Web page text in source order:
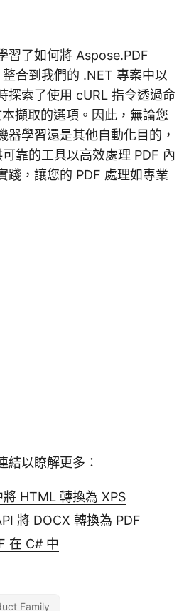
習了如何將 Aspose.PDF
合到我們的 .NET 專案中以
探索了使用 cURL 指令透過命
擷取的選項。因此，無論您
器學習還是其他自動化目的，
靠的工具以高效處理 PDF 內
踐，讓您的 PDF 處理如專業
結以瞭解更多：
HTML 轉換為 XPS
將 DOCX 轉換為 PDF
在 C# 中
Family